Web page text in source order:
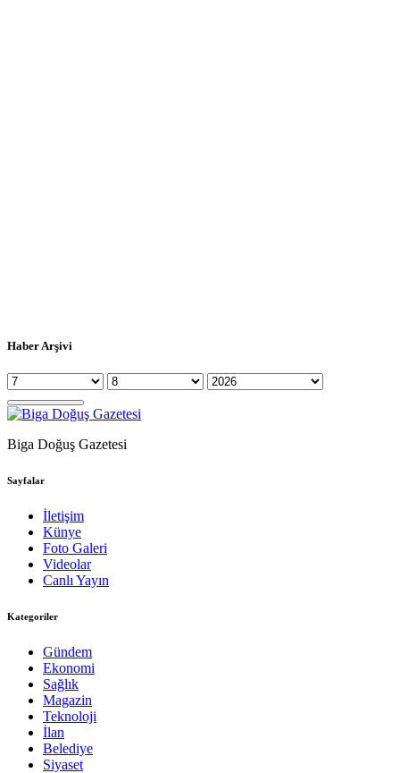
Haber Arşivi
Biga Doğuş Gazetesi
Sayfalar
İletişim
Künye
Foto Galeri
Videolar
Canlı Yayın
Kategoriler
Gündem
Ekonomi
Sağlık
Magazin
Teknoloji
İlan
Belediye
Siyaset